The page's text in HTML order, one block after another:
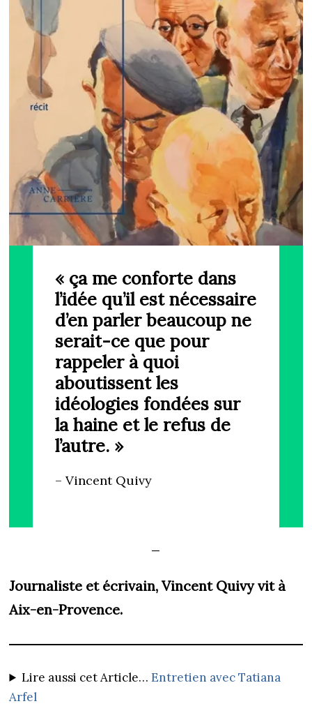
« ça me conforte dans
l’idée qu’il est nécessaire
d’en parler beaucoup ne
serait-ce que pour
rappeler à quoi
aboutissent les
idéologies fondées sur
la haine et le refus de
l’autre. »
– Vincent Quivy
—
Journaliste et écrivain, Vincent Quivy vit à
Aix-en-Provence.
Lire aussi cet Article…Entretien avec Tatiana
Arfel